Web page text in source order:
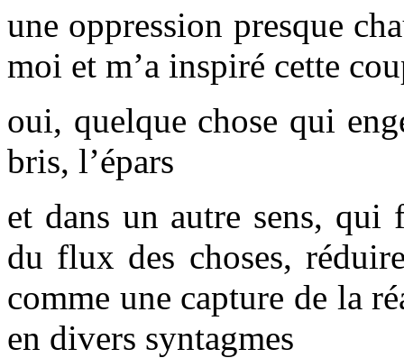
une oppression presque
moi et m’a inspiré cette
oui, quelque chose qui
bris, l’épars
et dans un autre sens, qui
du flux des choses,
comme une capture de la
en divers syntagmes